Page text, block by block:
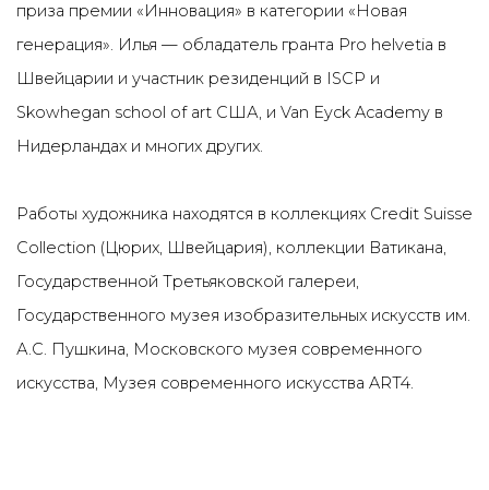
приза премии «Инновация» в категории «Новая
генерация». Илья — обладатель гранта Pro helvetia в
Швейцарии и участник резиденций в ISCP и
Skowhegan school of art США, и Van Eyck Academy в
Нидерландах и многих других.
Работы художника находятся в коллекциях Credit Suisse
Collection (Цюрих, Швейцария), коллекции Ватикана,
Государственной Третьяковской галереи,
Государственного музея изобразительных искусств им.
А.С. Пушкина, Московского музея современного
искусства, Музея современного искусства ART4.